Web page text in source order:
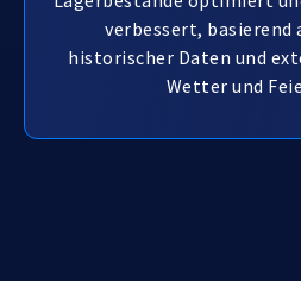
verbessert, basierend
historischer Daten und
Wetter und